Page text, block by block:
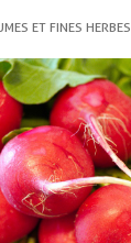
ET FINES HERBES